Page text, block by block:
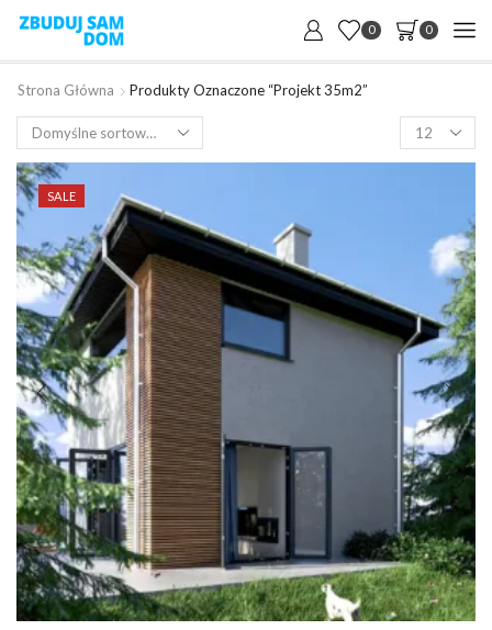
0 0
Strona Główna
Produkty Oznaczone “projekt 35m2”
Products
per
page
SALE